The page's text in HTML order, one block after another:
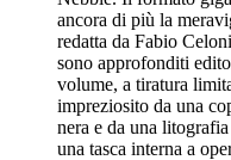
ancora di più la
redatta da Fabio
sono approfonditi
volume, a tiratura
impreziosito da una
nera e da una
una tasca interna a